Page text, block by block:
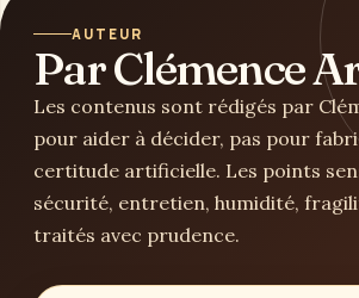
AUTEUR
Par Clémence
Les contenus sont rédigés par
pour aider à décider, pas pour
certitude artificielle. Les points
sécurité, entretien, humidité,
traités avec prudence.